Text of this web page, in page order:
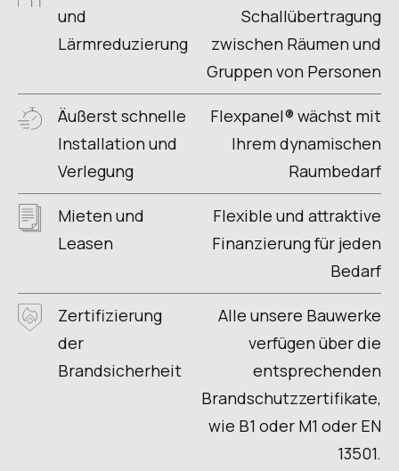
und
Lärmreduzierung
Schallübertragung
zwischen Räumen und
Gruppen von Personen
Äußerst schnelle
Installation und
Verlegung
Flexpanel® wächst mit
Ihrem dynamischen
Raumbedarf
Mieten und
Leasen
Flexible und attraktive
Finanzierung für jeden
Bedarf
Zertifizierung
der
Brandsicherheit
Alle unsere Bauwerke
verfügen über die
entsprechenden
Brandschutzzertifikate,
wie B1 oder M1 oder EN
13501.